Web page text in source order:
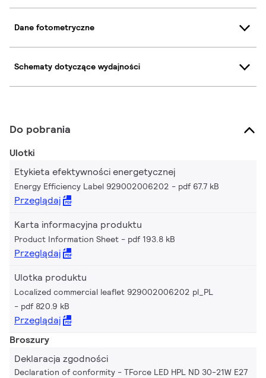
Dane fotometryczne
Schematy dotyczące wydajności
Do pobrania
Ulotki
Etykieta efektywności energetycznej
Energy Efficiency Label 929002006202 pdf 67.7 kB
Przeglądaj
Karta informacyjna produktu
Product Information Sheet pdf 193.8 kB
Przeglądaj
Ulotka produktu
Localized commercial leaflet 929002006202 pl_PL
pdf 820.9 kB
Przeglądaj
Broszury
Deklaracja zgodności
Declaration of conformity - TForce LED HPL ND 30-21W E27